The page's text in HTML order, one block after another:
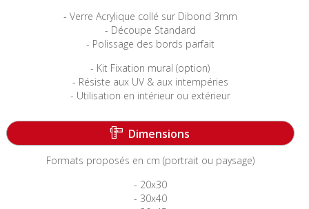
- Verre Acrylique collé sur Dibond 3mm
- Découpe Standard
- Polissage des bords parfait
- Kit Fixation mural (option)
- Résiste aux UV & aux intempéries
- Utilisation en intérieur ou extérieur
Dimensions
Formats proposés en cm (portrait ou paysage)
- 20x30
- 30x40